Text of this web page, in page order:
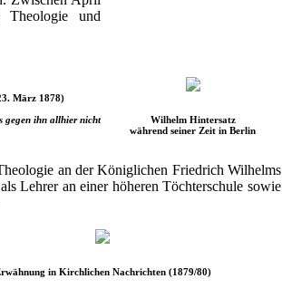
und
März 1878)
gegen ihn allhier nicht
Wilhelm Hintersatz
während seiner Zeit in Berlin
an der Königlichen Friedrich Wilhelms
Lehrer an einer höheren Töchterschule sowie
in Kirchlichen Nachrichten (1879/80)